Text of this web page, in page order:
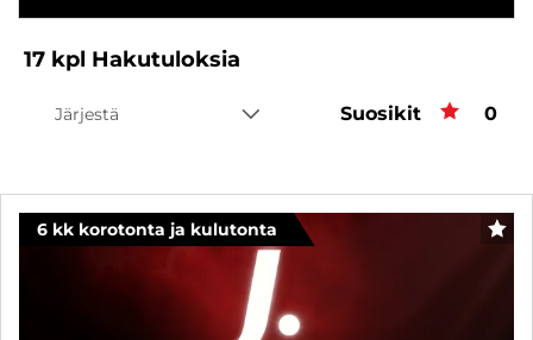
17 kpl Hakutuloksia
Järjestä Suosikit 0
6 kk korotonta ja kulutonta